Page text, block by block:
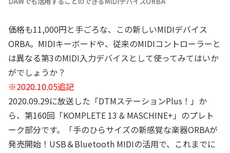
価格も11,000円と手ごろな、この新しいMIDIデバイス
ORBA。MIDIキーボードや、従来のMIDIコントローラーと
は異なる第3のMIDI入力デバイスとして使ってみてはいか
がでしょうか？
※2020.10.05追記
2020.09.29に放送した「DTMステーションPlus！」か
ら、第160回「KOMPLETE 13 & MASCHINE+」のプレト
ーク部分です。「手のひらサイズの新感覚な楽器ORBAが
発売開始！USB＆Bluetooth MIDIの活用で、これまでに